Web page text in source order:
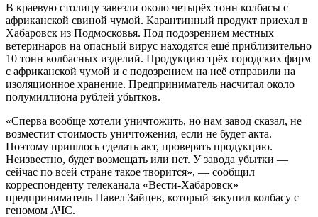
В краевую столицу завезли около четырёх тонн колбасы с
африканской свиной чумой. Карантинный продукт приехал в
Хабаровск из Подмосковья. Под подозрением местных
ветеринаров на опасный вирус находятся ещё приблизительно
10 тонн колбасных изделий. Продукцию трёх городских фирм
с африканской чумой и с подозрением на неё отправили на
изоляционное хранение. Предприниматель насчитал около
полумиллиона рублей убытков.
«Сперва вообще хотели уничтожить, но нам завод сказал, не
возместит стоимость уничтожения, если не будет акта.
Поэтому пришлось сделать акт, проверять продукцию.
Неизвестно, будет возмещать или нет. У завода убытки —
сейчас по всей стране такое творится», — сообщил
корреспонденту телеканала «Вести-Хабаровск»
предприниматель Павел Зайцев, который закупил колбасу с
геномом АЧС.